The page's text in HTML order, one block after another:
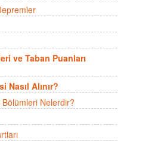
ve Taban Puanları
Nasıl Alınır?
Bölümleri Nelerdir?